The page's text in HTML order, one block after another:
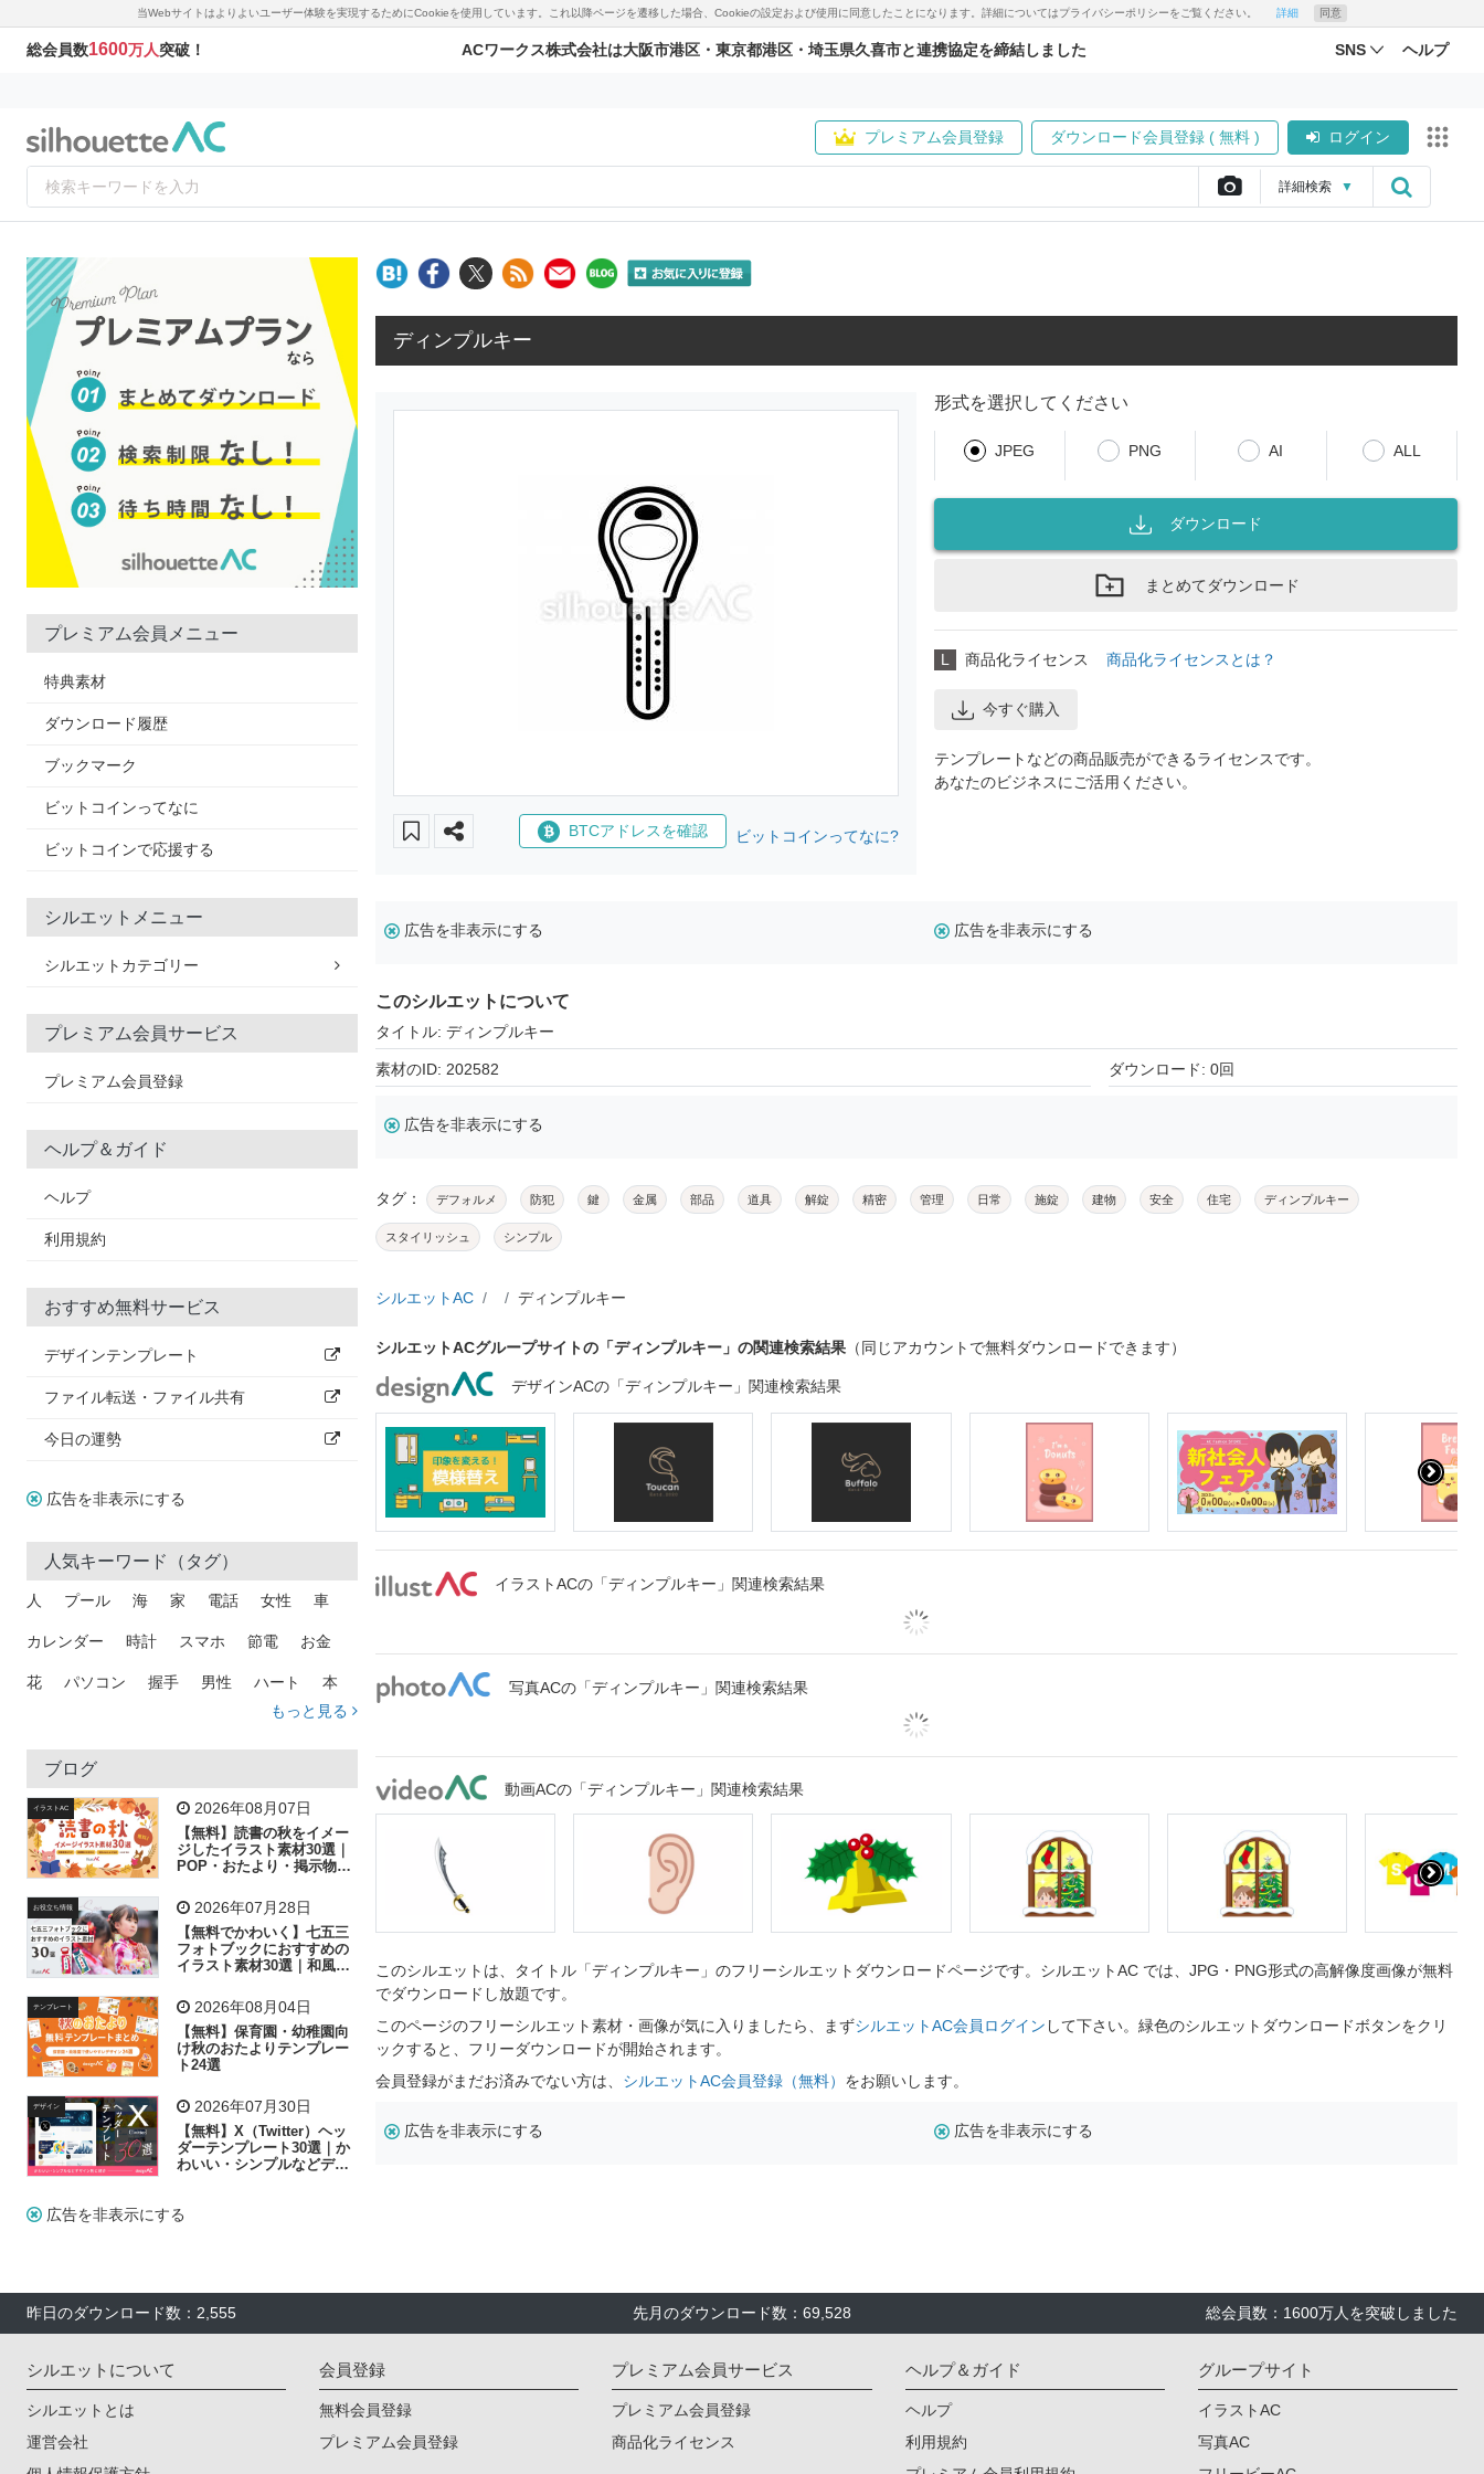
当Webサイトはよりよいユーザー体験を実現するためにCookieを使用しています。これ以降ページを遷移した場合、Cookieの設定および使用に同意したことになります。詳細についてはプライバシーポリシーをご覧ください。 詳細 同意
総会員数1600万人突破！ ACワークス株式会社は大阪市港区・東京都港区・埼玉県久喜市と連携協定を締結しました SNS ヘルプ
プレミアム会員登録 ダウンロード会員登録 ( 無料 ) ログイン
詳細検索 ▼
プレミアム会員メニュー
特典素材
ダウンロード履歴
ブックマーク
ビットコインってなに
ビットコインで応援する
シルエットメニュー
シルエットカテゴリー
プレミアム会員サービス
プレミアム会員登録
ヘルプ＆ガイド
ヘルプ
利用規約
おすすめ無料サービス
デザインテンプレート
ファイル転送・ファイル共有
今日の運勢
広告を非表示にする
人気キーワード（タグ）
人 プール 海 家 電話 女性 車
カレンダー 時計 スマホ 節電 お金
花 パソコン 握手 男性 ハート 本
トラック 木
吹き出し
飛行機 グラフ ビル 魚 家族 書類
歩く 工場 会社 太陽 キラキラ
子供 作業員 葉 相談 ピクトグラム
もっと見る
ブログ
イラストAC 2026年08月07日
【無料】読書の秋をイメー
ジしたイラスト素材30選｜
POP・おたより・掲示物に
お役立ち情報 2026年07月28日
【無料でかわいく】七五三
フォトブックにおすすめの
イラスト素材30選｜和風の
テンプレート 2026年08月04日
【無料】保育園・幼稚園向
け秋のおたよりテンプレー
ト24選
デザイン 2026年07月30日
【無料】X（Twitter）ヘッ
ダーテンプレート30選｜か
わいい・シンプルなどデザ
広告を非表示にする
ディンプルキー
BTCアドレスを確認 ビットコインってなに?
形式を選択してください
JPEG PNG AI ALL
ダウンロード
まとめてダウンロード
L 商品化ライセンス 商品化ライセンスとは？
今すぐ購入
テンプレートなどの商品販売ができるライセンスです。
あなたのビジネスにご活用ください。
広告を非表示にする 広告を非表示にする
このシルエットについて
タイトル: ディンプルキー
素材のID: 202582 ダウンロード: 0回
広告を非表示にする
タグ： デフォルメ 防犯 鍵 金属 部品 道具 解錠 精密 管理 日常 施錠 建物 安全 住宅 ディンプルキー
スタイリッシュ シンプル
シルエットAC ディンプルキー
シルエットACグループサイトの「ディンプルキー」の関連検索結果 （同じアカウントで無料ダウンロードできます）
デザインACの「ディンプルキー」関連検索結果
イラストACの「ディンプルキー」関連検索結果
写真ACの「ディンプルキー」関連検索結果
動画ACの「ディンプルキー」関連検索結果
このシルエットは、タイトル「ディンプルキー」のフリーシルエットダウンロードページです。シルエットAC では、JPG・PNG形式の高解像度画像が無料
でダウンロードし放題です。
このページのフリーシルエット素材・画像が気に入りましたら、まずシルエットAC会員ログイン して下さい。緑色のシルエットダウンロードボタンをクリ
ックすると、フリーダウンロードが開始されます。
会員登録がまだお済みでない方は、 シルエットAC会員登録（無料） をお願いします。
広告を非表示にする 広告を非表示にする
昨日のダウンロード数：2,555 先月のダウンロード数：69,528 総会員数：1600万人を突破しました
シルエットについて
シルエットとは
運営会社
会員登録
無料会員登録
プレミアム会員登録
プレミアム会員サービス
プレミアム会員登録
商品化ライセンス
ヘルプ＆ガイド
ヘルプ
利用規約
グループサイト
イラストAC
写真AC